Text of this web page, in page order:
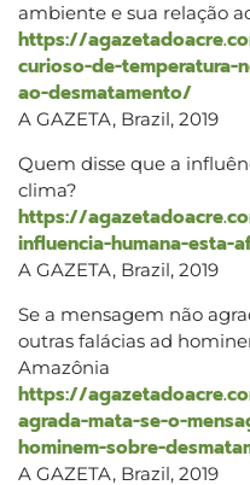
ambiente e sua relação
https://
curioso-de-temperatura-
ao-desmatamento/
A GAZETA, Brazil, 2019
Quem disse que a
clima?
https://
influencia-humana-esta-
A GAZETA, Brazil, 2019
Se a mensagem não
outras falácias ad
Amazônia
https://
agrada-mata-se-o-
hominem-sobre-
A GAZETA, Brazil, 2019